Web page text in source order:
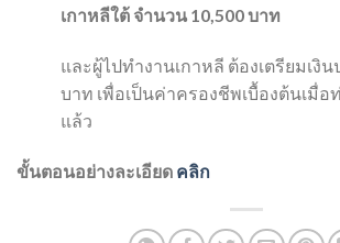
เกาหลีใต้ จำนวน 10,500 บาท
และผู้ไปทำงานเกาหลี ต้องเตรียมเงิ
บาท เพื่อเป็นค่าครองชีพเบื้องต้นเมื่อ
แล้ว
ขั้นตอนอย่างละเอียด คลิก